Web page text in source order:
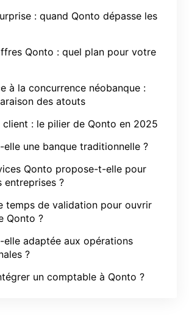
: quand Qonto dépasse les
Qonto : quel plan pour votre
à la concurrence néobanque :
des atouts
: le pilier de Qonto en 2025
elle une banque traditionnelle ?
Qonto propose-t-elle pour
entreprises ?
temps de validation pour ouvrir
Qonto ?
elle adaptée aux opérations
?
un comptable à Qonto ?